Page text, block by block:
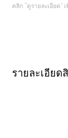
คลิก “ดูรายละเอียด
รายละเอียด